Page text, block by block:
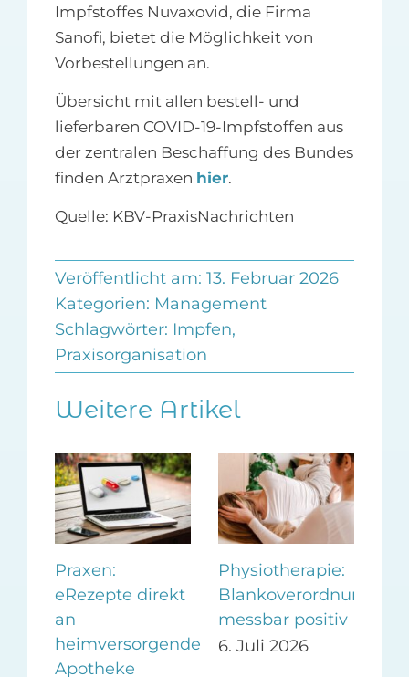
Impfstoffes Nuvaxovid, die Firma
Sanofi, bietet die Möglichkeit von
Vorbestellungen an.
Übersicht mit allen bestell- und
lieferbaren COVID-19-Impfstoffen aus
der zentralen Beschaffung des Bundes
finden Arztpraxen hier.
Quelle: KBV-PraxisNachrichten
Veröffentlicht am: 13. Februar 2026
Kategorien: Management
Schlagwörter: Impfen,
Praxisorganisation
Weitere Artikel
Praxen:
eRezepte direkt
an
heimversorgende
Apotheke
Physiotherapie:
Blankoverordnung
messbar positiv
6. Juli 2026